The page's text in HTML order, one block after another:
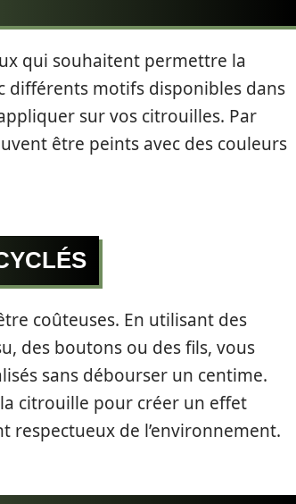
qui souhaitent permettre la
différents motifs disponibles dans
sur vos citrouilles. Par
être peints avec des couleurs
coûteuses. En utilisant des
des boutons ou des fils, vous
sans débourser un centime.
citrouille pour créer un effet
de l’environnement.